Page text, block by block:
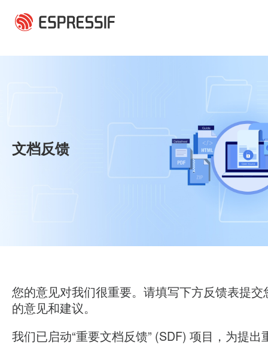
文档反馈
您的意见对我们很重要。请填写下方反馈表提交
的意见和建议。
我们已启动“重要文档反馈” (SDF) 项目，为提出